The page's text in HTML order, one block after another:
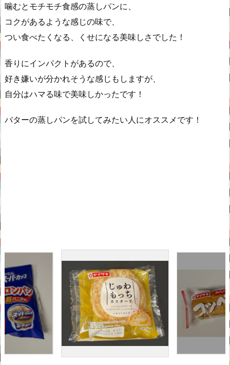
噛むとモチモチ食感の蒸しパンに、
コクがあるような感じの味で、
つい食べたくなる、くせになる美味しさでした！
香りにインパクトがあるので、
好き嫌いが分かれそうな感じもしますが、
自分はハマる味で美味しかったです！
バターの蒸しパンを試してみたい人にオススメです！